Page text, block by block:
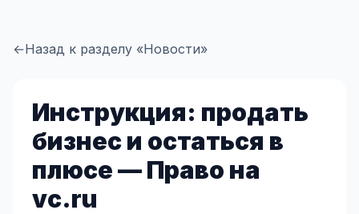
←Назад к разделу «Новости»
Инструкция: продать
бизнес и остаться в
плюсе — Право на
vc.ru